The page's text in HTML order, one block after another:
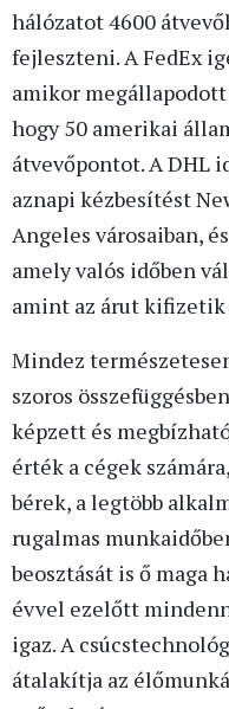
hálózatot 4600
fejleszteni. A FedEx
amikor
hogy 50 amerikai
átvevőpontot. A DHL
aznapi kézbesítést
Angeles városaiban,
amely valós időben
amint az árut kifizetik
Mindez
szoros
képzett és
érték a cégek
bérek, a legtöbb
rugalmas
beosztását is ő maga
évvel ezelőtt
igaz. A
átalakítja az